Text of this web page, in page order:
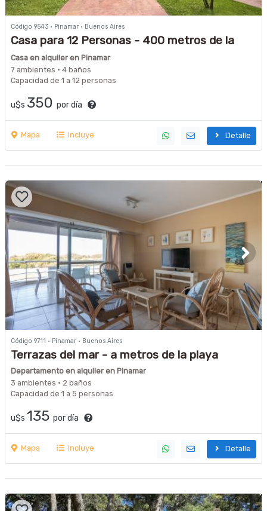
Código 9543 · Pinamar · Buenos Aires
Casa para 12 Personas - 400 metros de la
playa -
Casa en alquiler en Pinamar
7 ambientes · 4 baños
Capacidad de 1 a 12 personas
u$s 350 por día
Mapa Incluye Detalle
Código 9711 · Pinamar · Buenos Aires
Terrazas del mar - a metros de la playa
Departamento en alquiler en Pinamar
3 ambientes · 2 baños
Capacidad de 1 a 5 personas
u$s 135 por día
Mapa Incluye Detalle